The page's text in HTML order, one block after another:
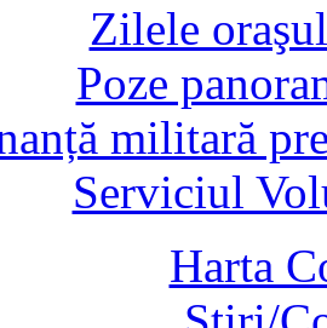
Zilele
Poze
militară
Serviciul
Harta